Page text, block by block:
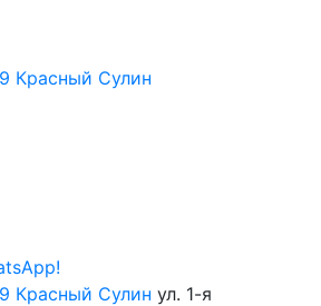
Красный Сулин
Красный Сулин ул. 1-я